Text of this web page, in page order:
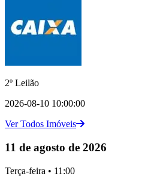
2º Leilão
2026-08-10 10:00:00
Ver Todos Imóveis
11 de agosto de 2026
Terça-feira • 11:00